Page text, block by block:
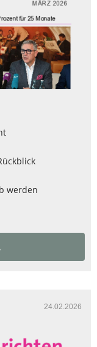
werden
24.02.2026